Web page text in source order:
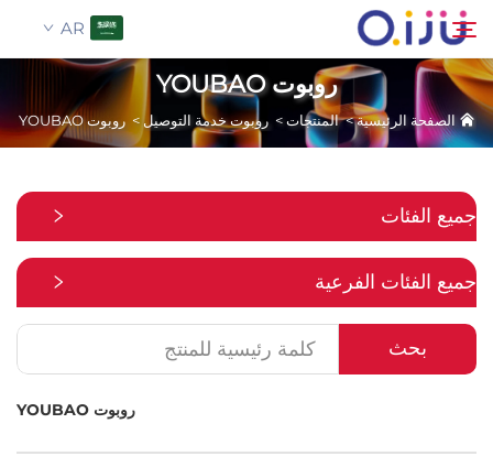
AR
الصفحة الرئيسية
من نحن
المنتجات
روبوت YOUBAO
الصفحة الرئيسية>المنتجات>روبوت خدمة التوصيل >روبوت YOUBAO
جميع الفئات
جميع الفئات الفرعية
بحث
روبوت YOUBAO